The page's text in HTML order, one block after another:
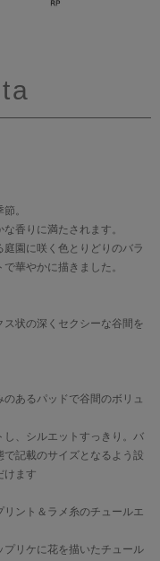
。
香りに満たされます。
園に咲く色とりどりのバラ
華やかに描きました。
状の深くセクシーな谷間を
あるパッドで谷間のボリュ
、シルエットすっきり。バ
記載のサイズとなるよう設
けます
リント＆ラメ糸のチュールエ
プリケに花を描いたチュール